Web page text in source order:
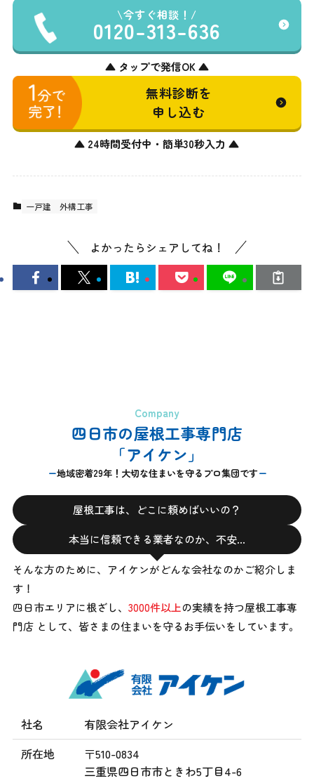
今すぐ相談！
0120-313-636
▲ タップで発信OK ▲
無料診断を
申し込む
▲ 24時間受付中・簡単30秒入力 ▲
一戸建 外構工事
よかったらシェアしてね！
Company
四日市の屋根工事専門店
「アイケン」
地域密着29年！大切な住まいを守るプロ集団です
屋根工事は、どこに頼めばいいの？
本当に信頼できる業者なのか、不安…
そんな方のために、アイケンがどんな会社なのかご紹介しま
す！
四日市エリアに根ざし、 3000件以上の実績を持つ屋根工事専
門店 として、 皆さまの住まいを守るお手伝いをしています。
社名
有限会社アイケン
所在地
〒510-0834
三重県四日市市ときわ5丁目4-6